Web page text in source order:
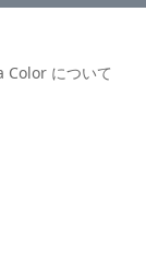
Color について